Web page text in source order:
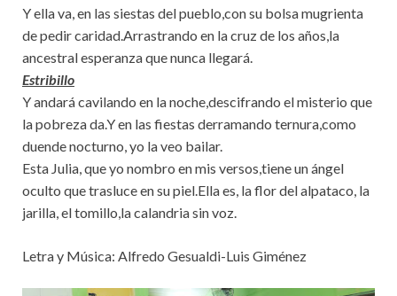
Y ella va, en las siestas del pueblo,con su bolsa mugrienta
de pedir caridad.Arrastrando en la cruz de los años,la
ancestral esperanza que nunca llegará.
Estribillo
Y andará cavilando en la noche,descifrando el misterio que
la pobreza da.Y en las fiestas derramando ternura,como
duende nocturno, yo la veo bailar.
Esta Julia, que yo nombro en mis versos,tiene un ángel
oculto que trasluce en su piel.Ella es, la flor del alpataco, la
jarilla, el tomillo,la calandria sin voz.
Letra y Música: Alfredo Gesualdi-Luis Giménez